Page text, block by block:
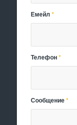
Емейл*
Телефон*
Сообщение*